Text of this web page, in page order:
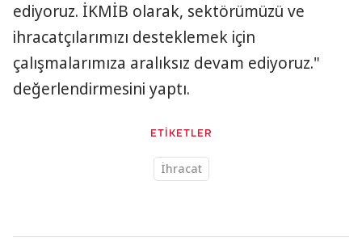
ediyoruz. İKMİB olarak, sektörümüzü ve
ihracatçılarımızı desteklemek için
çalışmalarımıza aralıksız devam ediyoruz."
değerlendirmesini yaptı.
ETİKETLER
İhracat